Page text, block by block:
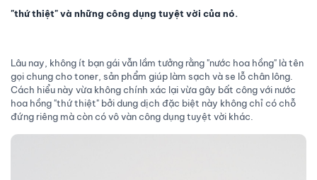
"thứ thiệt" và những công dụng tuyệt vời của nó.
Lâu nay, không ít bạn gái vẫn lầm tưởng rằng "nước hoa hồng" là tên
gọi chung cho toner, sản phẩm giúp làm sạch và se lỗ chân lông.
Cách hiểu này vừa không chính xác lại vừa gây bất công với nước
hoa hồng "thứ thiệt" bởi dung dịch đặc biệt này không chỉ có chỗ
đứng riêng mà còn có vô vàn công dụng tuyệt vời khác.